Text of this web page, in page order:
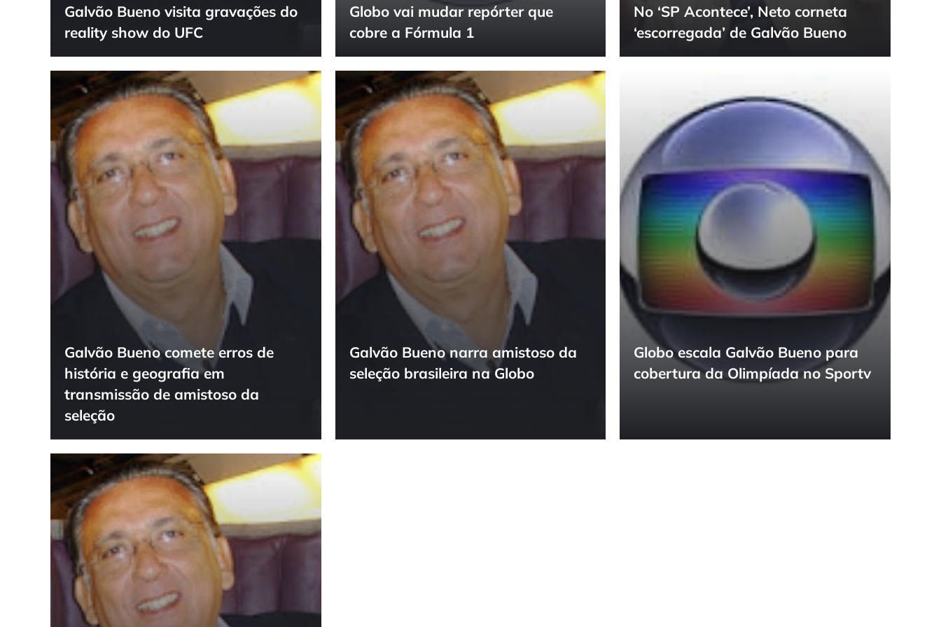
Galvão Bueno visita gravações do
reality show do UFC
Globo vai mudar repórter que
cobre a Fórmula 1
No ‘SP Acontece’, Neto corneta
‘escorregada’ de Galvão Bueno
Galvão Bueno comete erros de
história e geografia em
transmissão de amistoso da
seleção
Galvão Bueno narra amistoso da
seleção brasileira na Globo
Globo escala Galvão Bueno para
cobertura da Olimpíada no Sportv